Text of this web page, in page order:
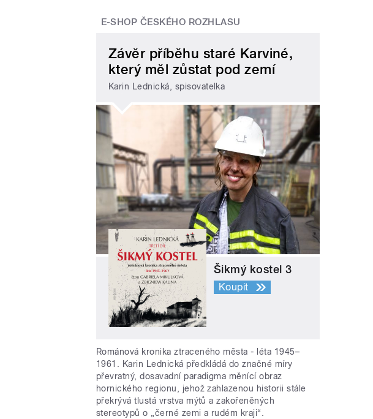
E-SHOP ČESKÉHO ROZHLASU
Závěr příběhu staré Karviné,
který měl zůstat pod zemí
Karin Lednická, spisovatelka
Šikmý kostel 3
Koupit
Románová kronika ztraceného města - léta 1945–
1961. Karin Lednická předkládá do značné míry
převratný, dosavadní paradigma měnící obraz
hornického regionu, jehož zahlazenou historii stále
překrývá tlustá vrstva mýtů a zakořeněných
stereotypů o „černé zemi a rudém kraji“.